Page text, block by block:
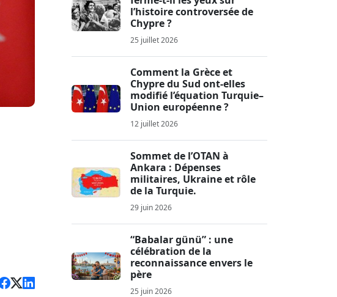
l’histoire controversée de
Chypre ?
25 juillet 2026
Comment la Grèce et
Chypre du Sud ont-elles
modifié l’équation Turquie–
Union européenne ?
12 juillet 2026
Sommet de l’OTAN à
Ankara : Dépenses
militaires, Ukraine et rôle
de la Turquie.
29 juin 2026
“Babalar günü” : une
célébration de la
reconnaissance envers le
père
25 juin 2026